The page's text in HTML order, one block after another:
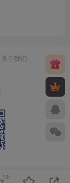
关于我们
·
107